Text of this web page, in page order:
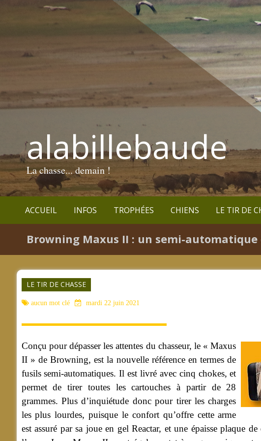
alabillebaude
La chasse... demain !
ACCUEIL INFOS TROPHÉES CHIENS LE TIR DE
Browning Maxus II : un semi-
LE TIR DE CHASSE
aucun mot clé mardi 22 juin 2021
Conçu pour dépasser les attentes du chasseur, le « Maxus
II » de Browning, est la nouvelle référence en termes de
fusils semi-automatiques. Il est livré avec cinq chokes, et
permet de tirer toutes les cartouches à partir de 28
grammes. Plus d’inquiétude donc pour tirer les charges
les plus lourdes, puisque le confort qu’offre cette arme
est assuré par sa joue en gel Reactar, et une épaisse plaque